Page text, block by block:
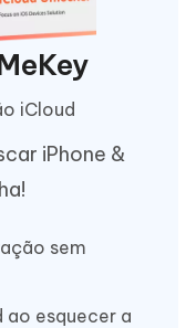
iCloud
iPhone &
sem
ao esquecer a